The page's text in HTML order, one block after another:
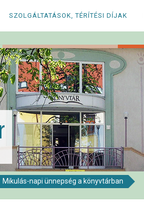
SZOLGÁLTATÁSOK, TÉRÍTÉSI DÍJAK
Mikulás-napi ünnepség a könyvtárban